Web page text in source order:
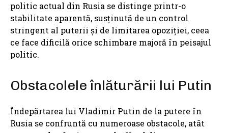
politic actual din Rusia se distinge printr-o
stabilitate aparentă, susținută de un control
stringent al puterii și de limitarea opoziției, ceea
ce face dificilă orice schimbare majoră în peisajul
politic.
Obstacolele înlăturării lui Putin
Îndepărtarea lui Vladimir Putin de la putere în
Rusia se confruntă cu numeroase obstacole, atât